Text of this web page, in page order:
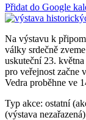
Přidat do Google
Na výstavu k
války srdečně
uskuteční 23.
pro veřejnost začne
Vedra proběhne ve
Typ akce: ostatní
(výstava nezařazená)